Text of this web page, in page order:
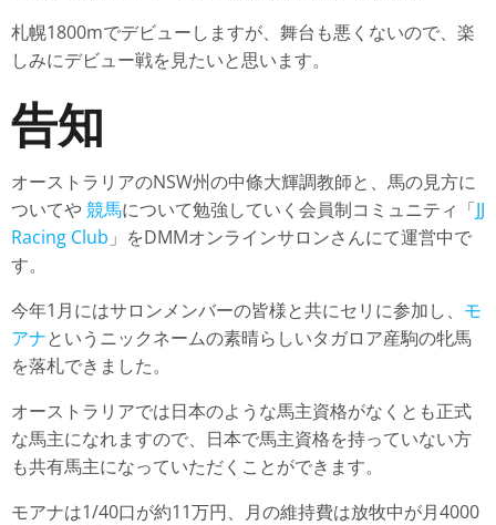
札幌1800mでデビューしますが、舞台も悪くないので、楽
しみにデビュー戦を見たいと思います。
告知
オーストラリアのNSW州の中條大輝調教師と、馬の見方に
ついてや競馬について勉強していく会員制コミュニティ「JJ
Racing Club 」をDMMオンラインサロンさんにて運営中で
す。
今年1月にはサロンメンバーの皆様と共にセリに参加し、 モ
アナというニックネームの素晴らしいタガロア産駒の牝馬
を落札できました。
オーストラリアでは日本のような馬主資格がなくとも正式
な馬主になれますので、日本で馬主資格を持っていない方
も共有馬主になっていただくことができます。
モアナは1/40口が約11万円、月の維持費は放牧中が月4000